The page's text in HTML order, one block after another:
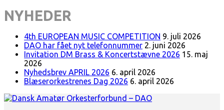
NYHEDER
4th EUROPEAN MUSIC COMPETITION 9. juli 2026
DAO har fået nyt telefonnummer 2. juni 2026
Invitation DM Brass & Koncertstævne 2026 15. maj
2026
Nyhedsbrev APRIL 2026 6. april 2026
Blæserorkestrenes Dag 2026 6. april 2026